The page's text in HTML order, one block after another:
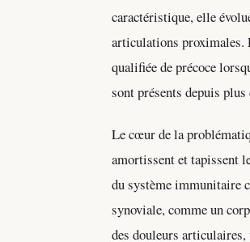
caractéristique, elle
articulations proximales.
qualifiée de précoce
sont présents depuis
Le cœur de la
amortissent et tapissent
du système immunitaire
synoviale, comme un
des douleurs